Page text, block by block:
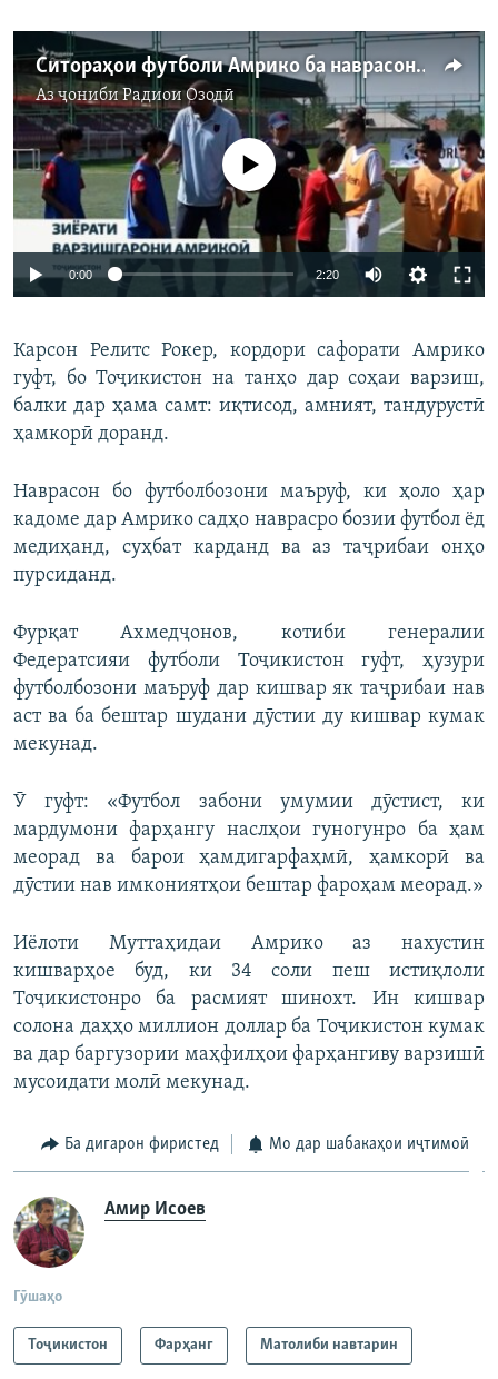
Ситораҳои футболи Амрико ба наврасони тоҷик дарс доданд
Аз ҷонибиРадиои Озодӣ
Auto 240p 360p 480p
Феълан кор намекунад
0:00 2:20
360p
480p
Карсон Релитс Рокер, кордори сафорати Амрико
гуфт, бо Тоҷикистон на танҳо дар соҳаи варзиш,
балки дар ҳама самт: иқтисод, амният, тандурустӣ
ҳамкорӣ доранд.
Наврасон бо футболбозони маъруф, ки ҳоло ҳар
кадоме дар Амрико садҳо наврасро бозии футбол ёд
медиҳанд, суҳбат карданд ва аз таҷрибаи онҳо
пурсиданд.
Фурқат Ахмедҷонов, котиби генералии
Федератсияи футболи Тоҷикистон гуфт, ҳузури
футболбозони маъруф дар кишвар як таҷрибаи нав
аст ва ба бештар шудани дӯстии ду кишвар кумак
мекунад.
Ӯ гуфт: «Футбол забони умумии дӯстист, ки
мардумони фарҳангу наслҳои гуногунро ба ҳам
меорад ва барои ҳамдигарфаҳмӣ, ҳамкорӣ ва
дӯстии нав имкониятҳои бештар фароҳам меорад.»
Иёлоти Муттаҳидаи Амрико аз нахустин
кишварҳое буд, ки 34 соли пеш истиқлоли
Тоҷикистонро ба расмият шинохт. Ин кишвар
солона даҳҳо миллион доллар ба Тоҷикистон кумак
ва дар баргузории маҳфилҳои фарҳангиву варзишӣ
мусоидати молӣ мекунад.
Ба дигарон фиристед Мо дар шабакаҳои иҷтимоӣ
Амир Исоев
Гӯшаҳо
Тоҷикистон Фарҳанг Матолиби навтарин